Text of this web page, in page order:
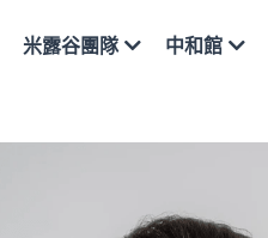
米露谷團隊 中和館